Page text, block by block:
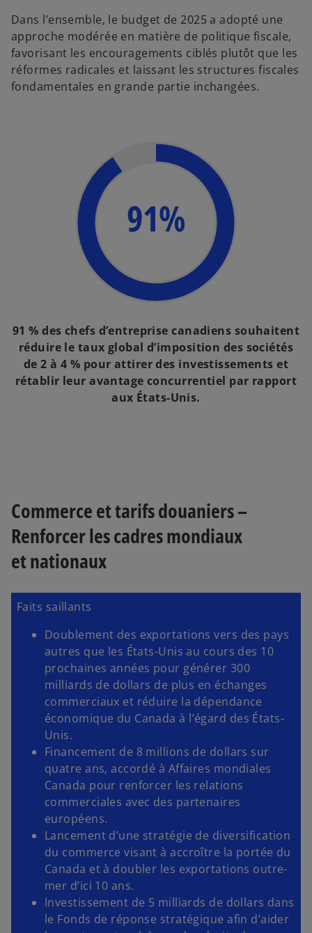
Dans l’ensemble, le budget de 2025 a adopté une
approche modérée en matière de politique fiscale,
favorisant les encouragements ciblés plutôt que les
réformes radicales et laissant les structures fiscales
fondamentales en grande partie inchangées.
91%
91 % des chefs d’entreprise canadiens souhaitent
réduire le taux global d’imposition des sociétés
de 2 à 4 % pour attirer des investissements et
rétablir leur avantage concurrentiel par rapport
aux États-Unis.
Commerce et tarifs douaniers –
Renforcer les cadres mondiaux
et nationaux
Faits saillants
Doublement des exportations vers des pays
autres que les États-Unis au cours des 10
prochaines années pour générer 300
milliards de dollars de plus en échanges
commerciaux et réduire la dépendance
économique du Canada à l’égard des États-
Unis.
Financement de 8 millions de dollars sur
quatre ans, accordé à Affaires mondiales
Canada pour renforcer les relations
commerciales avec des partenaires
européens.
Lancement d’une stratégie de diversification
du commerce visant à accroître la portée du
Canada et à doubler les exportations outre-
mer d’ici 10 ans.
Investissement de 5 milliards de dollars dans
le Fonds de réponse stratégique afin d’aider